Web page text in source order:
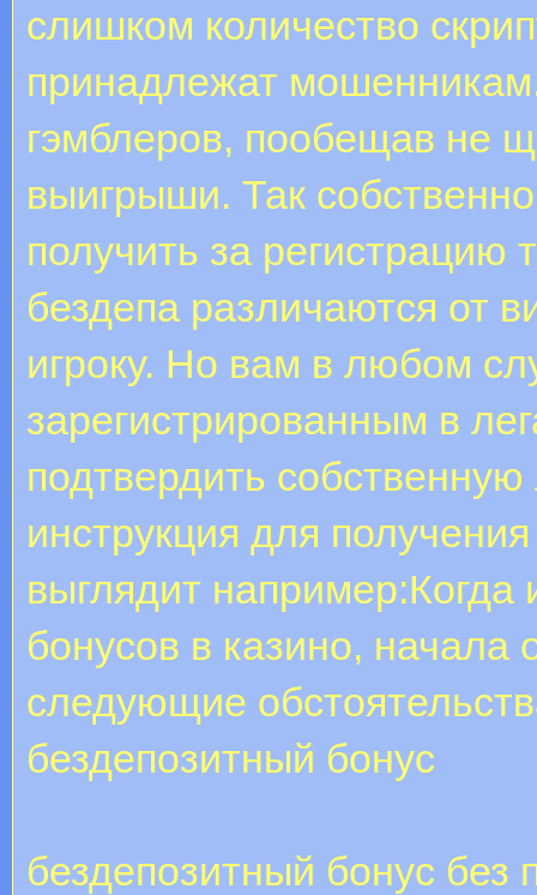
слишком количество
принадлежат
гэмблеров, пообещав не
выигрыши. Так
получить за
бездепа различаются от
игроку. Но вам в любом
зарегистрированным в
подтвердить
инструкция для
выглядит например:Когда
бонусов в казино, начала
следующие
бездепозитный бонус
бездепозитный бонус без